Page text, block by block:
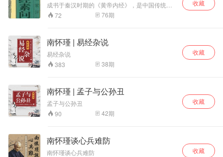
成书于秦汉时期的《黄帝内经》，是中国传统医
学的渊源，几千年来它在防病治病、保健养生方
面，为中华民族的繁衍昌盛，做出了卓越的贡献;
一代代著名的医学大师。故本套选刊从历代《素
问》注释家中，挑选出最有影响、最有代表、最
有权威的专著，给今天的研究者导航引路，指迷
破疑
72 76期
收藏
南怀瑾 | 易经杂说
易经杂说
383
38期
收藏
南怀瑾 | 孟子与公孙丑
孟子与公孙丑
90
42期
收藏
南怀瑾谈心兵难防
南怀瑾谈心兵难防
收藏